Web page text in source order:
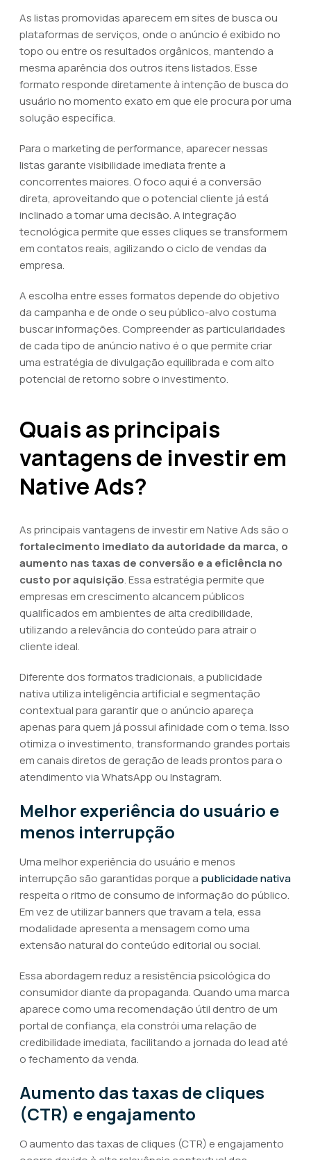
As listas promovidas aparecem em sites de busca ou
plataformas de serviços, onde o anúncio é exibido no
topo ou entre os resultados orgânicos, mantendo a
mesma aparência dos outros itens listados. Esse
formato responde diretamente à intenção de busca do
usuário no momento exato em que ele procura por uma
solução específica.
Para o marketing de performance, aparecer nessas
listas garante visibilidade imediata frente a
concorrentes maiores. O foco aqui é a conversão
direta, aproveitando que o potencial cliente já está
inclinado a tomar uma decisão. A integração
tecnológica permite que esses cliques se transformem
em contatos reais, agilizando o ciclo de vendas da
empresa.
A escolha entre esses formatos depende do objetivo
da campanha e de onde o seu público-alvo costuma
buscar informações. Compreender as particularidades
de cada tipo de anúncio nativo é o que permite criar
uma estratégia de divulgação equilibrada e com alto
potencial de retorno sobre o investimento.
Quais as principais
vantagens de investir em
Native Ads?
As principais vantagens de investir em Native Ads são o
fortalecimento imediato da autoridade da marca, o
aumento nas taxas de conversão e a eficiência no
custo por aquisição. Essa estratégia permite que
empresas em crescimento alcancem públicos
qualificados em ambientes de alta credibilidade,
utilizando a relevância do conteúdo para atrair o
cliente ideal.
Diferente dos formatos tradicionais, a publicidade
nativa utiliza inteligência artificial e segmentação
contextual para garantir que o anúncio apareça
apenas para quem já possui afinidade com o tema. Isso
otimiza o investimento, transformando grandes portais
em canais diretos de geração de leads prontos para o
atendimento via WhatsApp ou Instagram.
Melhor experiência do usuário e
menos interrupção
Uma melhor experiência do usuário e menos
interrupção são garantidas porque a publicidade nativa
respeita o ritmo de consumo de informação do público.
Em vez de utilizar banners que travam a tela, essa
modalidade apresenta a mensagem como uma
extensão natural do conteúdo editorial ou social.
Essa abordagem reduz a resistência psicológica do
consumidor diante da propaganda. Quando uma marca
aparece como uma recomendação útil dentro de um
portal de confiança, ela constrói uma relação de
credibilidade imediata, facilitando a jornada do lead até
o fechamento da venda.
Aumento das taxas de cliques
(CTR) e engajamento
O aumento das taxas de cliques (CTR) e engajamento